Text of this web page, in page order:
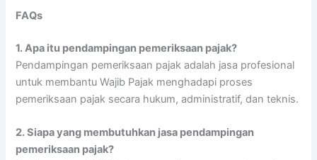
FAQs
1.Apa itu pendampingan pemeriksaan pajak?
Pendampingan pemeriksaan pajak adalah jasa profesional
untuk membantu Wajib Pajak menghadapi proses
pemeriksaan pajak secara hukum, administratif, dan teknis.
2.Siapa yang membutuhkan jasa pendampingan
pemeriksaan pajak?